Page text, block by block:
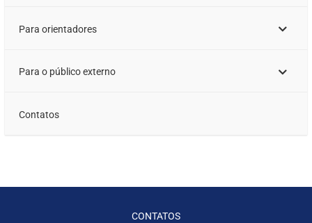
Para orientadores
Para o público externo
Contatos
CONTATOS